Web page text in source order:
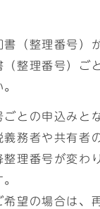
書（整理番号）
（整理番号）ご
ごとの申込みと
義務者や共有者
整理番号が変わ
希望の場合は、